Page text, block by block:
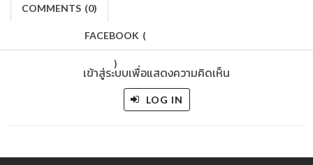
COMMENTS (0)
FACEBOOK (
)
เข้าสู่ระบบเพื่อแสดงความคิดเห็น
LOG IN